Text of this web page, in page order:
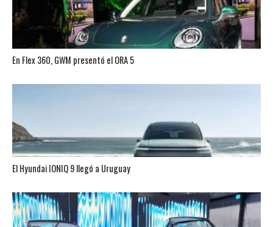
En Flex 360, GWM presentó el ORA 5
El Hyundai IONIQ 9 llegó a Uruguay